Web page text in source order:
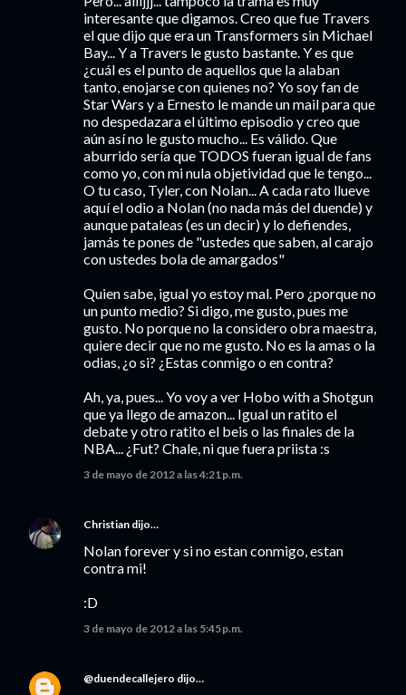
interesante que digamos. Creo que fue Travers
el que dijo que era un Transformers sin Michael
Bay... Y a Travers le gusto bastante. Y es que
¿cuál es el punto de aquellos que la alaban
tanto, enojarse con quienes no? Yo soy fan de
Star Wars y a Ernesto le mande un mail para que
no despedazara el último episodio y creo que
aún así no le gusto mucho... Es válido. Que
aburrido sería que TODOS fueran igual de fans
como yo, con mi nula objetividad que le tengo...
O tu caso, Tyler, con Nolan... A cada rato llueve
aquí el odio a Nolan (no nada más del duende) y
aunque pataleas (es un decir) y lo defiendes,
jamás te pones de "ustedes que saben, al carajo
con ustedes bola de amargados"
Quien sabe, igual yo estoy mal. Pero ¿porque no
un punto medio? Si digo, me gusto, pues me
gusto. No porque no la considero obra maestra,
quiere decir que no me gusto. No es la amas o la
odias, ¿o si? ¿Estas conmigo o en contra?
Ah, ya, pues... Yo voy a ver Hobo with a Shotgun
que ya llego de amazon... Igual un ratito el
debate y otro ratito el beis o las finales de la
NBA... ¿Fut? Chale, ni que fuera priista :s
3 de mayo de 2012 a las 4:21 p.m.
Christian dijo…
Nolan forever y si no estan conmigo, estan
contra mi!
:D
3 de mayo de 2012 a las 5:45 p.m.
@duendecallejero dijo…